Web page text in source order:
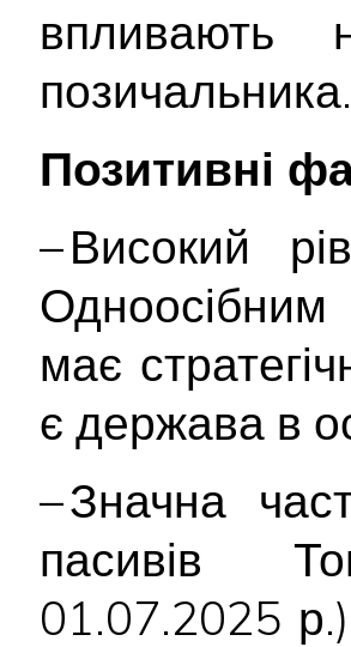
впливають
позичальника.
Позитивні
– Високий
Одноосібним
має
є держава в
– Значна
пасивів
01.07.2025